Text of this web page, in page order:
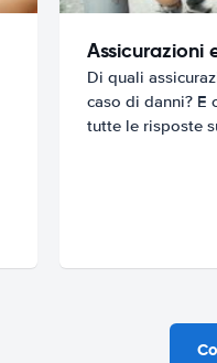
Assicurazioni
Di quali
caso di danni? E
tutte le risposte